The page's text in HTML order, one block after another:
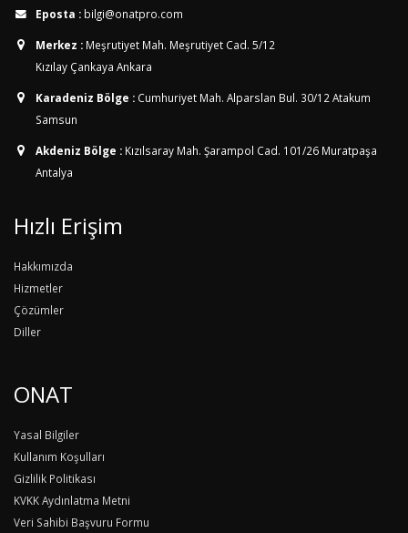
Eposta : bilgi@onatpro.com
Merkez : Meşrutiyet Mah. Meşrutiyet Cad. 5/12
Kızılay Çankaya Ankara
Karadeniz Bölge : Cumhuriyet Mah. Alparslan Bul. 30/12 Atakum
Samsun
Akdeniz Bölge : Kızılsaray Mah. Şarampol Cad. 101/26 Muratpaşa
Antalya
Hızlı Erişim
Hakkımızda
Hizmetler
Çözümler
Diller
ONAT
Yasal Bilgiler
Kullanım Koşulları
Gizlilik Politikası
KVKK Aydınlatma Metni
Veri Sahibi Başvuru Formu